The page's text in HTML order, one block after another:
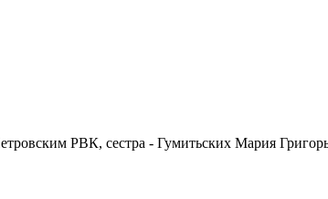
РВК, сестра - Гумитьских Мария